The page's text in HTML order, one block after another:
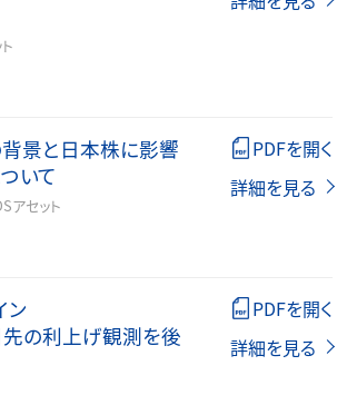
景と日本株に影響
いて
アセット
PDFを開く
詳細を見る
ン
の利上げ観測を後
PDFを開く
詳細を見る